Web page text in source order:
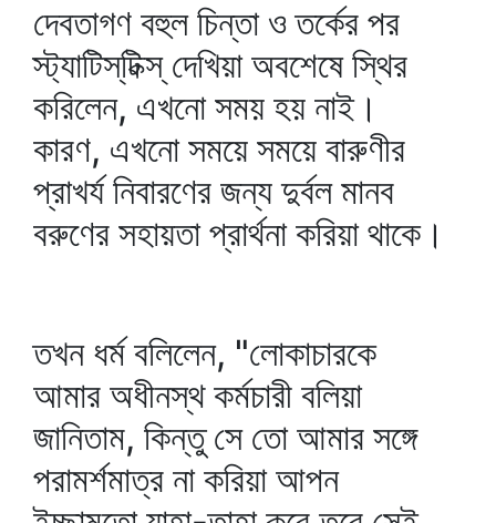
দেবতাগণ বহুল চিন্তা ও তর্কের পর
স্ট্যাটিস্‌টিক্স্‌ দেখিয়া অবশেষে স্থির
করিলেন, এখনো সময় হয় নাই।
কারণ, এখনো সময়ে সময়ে বারুণীর
প্রাখর্য নিবারণের জন্য দুর্বল মানব
বরুণের সহায়তা প্রার্থনা করিয়া থাকে।
তখন ধর্ম বলিলেন, "লোকাচারকে
আমার অধীনস্থ কর্মচারী বলিয়া
জানিতাম, কিন্তু সে তো আমার সঙ্গে
পরামর্শমাত্র না করিয়া আপন